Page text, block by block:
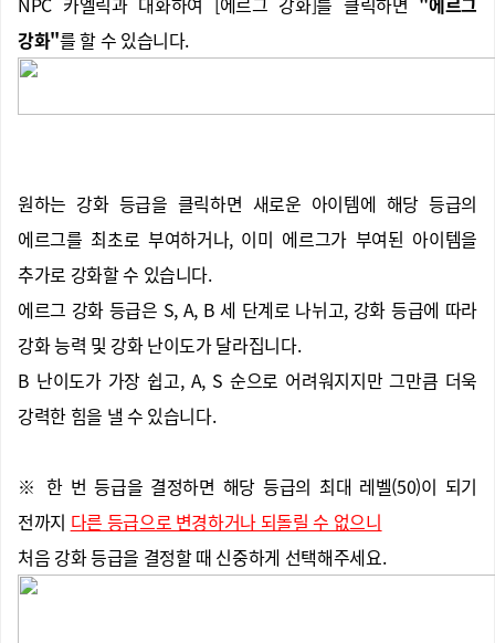
강화"를 할 수 있습니다.
원하는 강화 등급을 클릭하면 새로운 아이템에 해당 등급의
에르그를 최초로 부여하거나, 이미 에르그가 부여된 아이템을
추가로 강화할 수 있습니다.
에르그 강화 등급은 S, A, B 세 단계로 나뉘고, 강화 등급에 따라
강화 능력 및 강화 난이도가 달라집니다.
B 난이도가 가장 쉽고, A, S 순으로 어려워지지만 그만큼 더욱
강력한 힘을 낼 수 있습니다.
※ 한 번 등급을 결정하면 해당 등급의 최대 레벨(50)이 되기
전까지 다른 등급으로 변경하거나 되돌릴 수 없으니
처음 강화 등급을 결정할 때 신중하게 선택해주세요.